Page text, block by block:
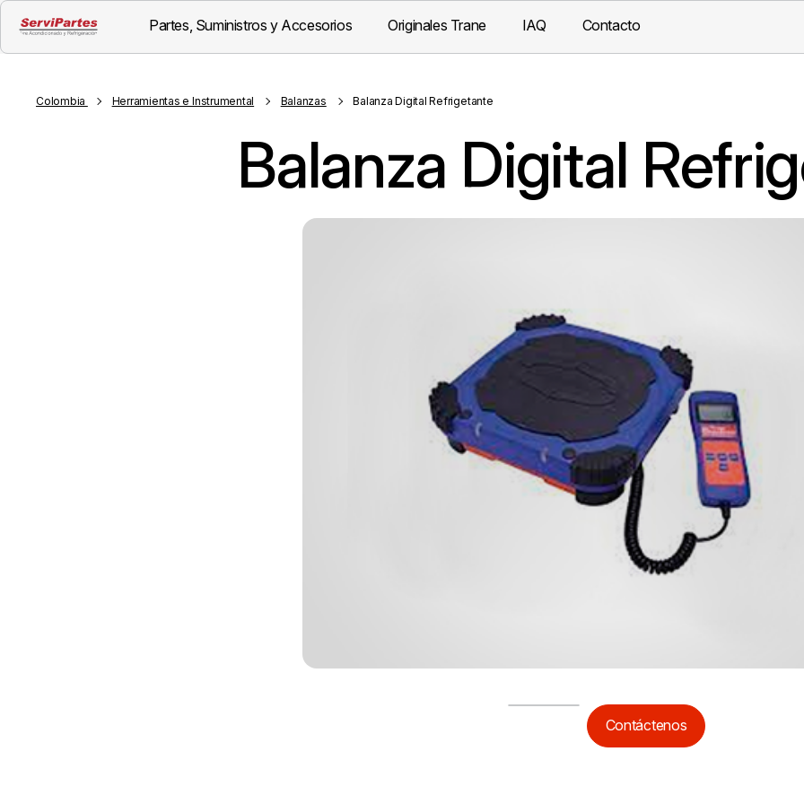
Partes, Suministros y Accesorios Originales Trane IAQ Contacto
Colombia Herramientas e Instrumental Balanzas Balanza Digital Refrigetante
Balanza Digital
Contáctenos
Visión General Descripción